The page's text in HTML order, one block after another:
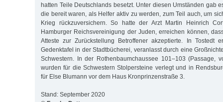
hatten Teile Deutschlands besetzt. Unter diesen Umständen gab
die bereit waren, als Helfer aktiv zu werden, zum Teil auch, um
Krieg rückzuversichern. So hatte der Arzt Martin Heinrich
Hamburger Reichsvereinigung der Juden, erreichen können,
Atteste zur Zurückstellung Betroffener akzeptierte. In Tostedt
Gedenktafel in der Stadtbücherei, veranlasst durch eine
Schwestern. In der Rothenbaumchaussee 101–103 (Passage,
wurden für die Schwestern Stolpersteine verlegt und in
für Else Blumann vor dem Haus Kronprinzenstraße 3.
Stand: September 2020